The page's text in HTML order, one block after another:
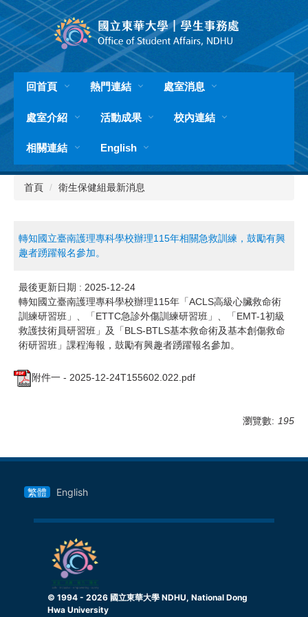
跳
到
主
要
內
容
區
回首頁 熱門連結 處室消息
處室介紹 活動成果 校內連結
相關連結 English
首頁 衛生保健組最新消息
轉知國立臺南護理專科學校辦理115年相關急救訓練，鼓勵有興
趣者踴躍報名參加。
最後更新日期 : 2025-12-24
轉知國立臺南護理專科學校辦理115年「ACLS高級心臟救命術
訓練研習班」、「ETTC急診外傷訓練研習班」、「EMT-1初級
救護技術員研習班」及「BLS-BTLS基本救命術及基本創傷救命
術研習班」課程海報，鼓勵有興趣者踴躍報名參加。
附件一 - 2025-12-24T155602.022.pdf
瀏覽數: 195
繁體 English
© 1994 - 2026 國立東華大學 NDHU, National Dong
Hwa University